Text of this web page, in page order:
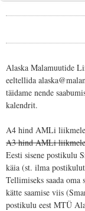
Alaska Malamuutide
eeltellida
täidame nende
kalendrit.
A4 hind AMLi
A3 hind AMLi
Eesti sisene postikulu
käia (st. ilma
Tellimiseks saada
kätte saamise viis
postikulu eest MTÜ